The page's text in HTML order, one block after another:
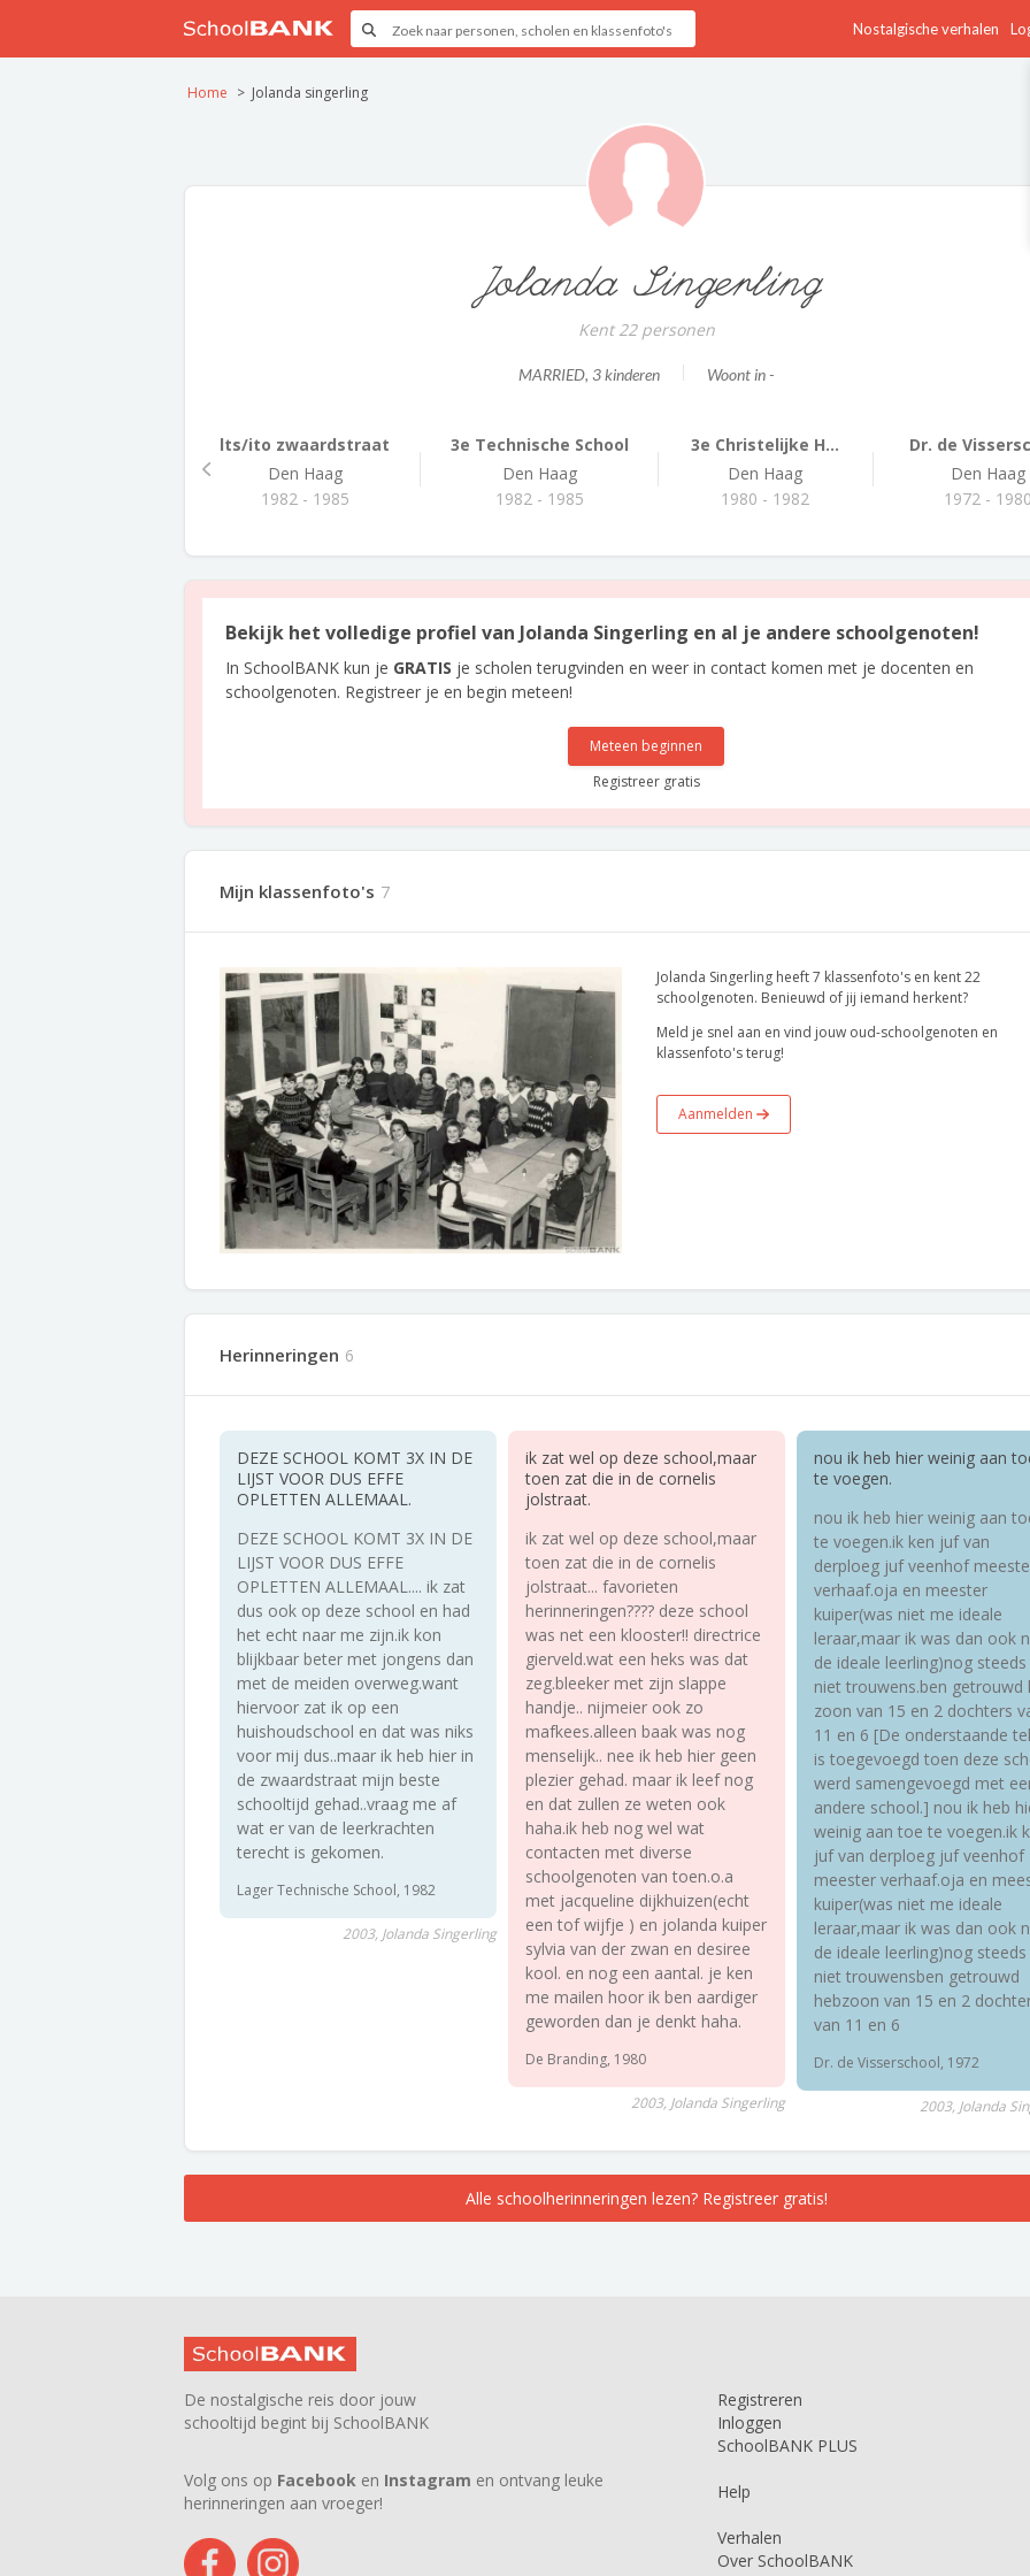
Nostalgische verhalen
Home Jolanda singerling
Jolanda Singerling
Kent 22 personen
MARRIED, 3 kinderen Woont in -
lts/ito zwaardstraat
Den Haag
1982 - 1985
3e Technische School
Den Haag
1982 - 1985
3e Christelijke H...
Den Haag
1980 - 1982
Dr. de
Den Haag
1972 -
Bekijk het volledige profiel van Jolanda Singerling en al je andere schoolgenoten!
In SchoolBANK kun je GRATIS je scholen terugvinden en weer in contact komen met je docenten en
schoolgenoten. Registreer je en begin meteen!
Meteen beginnen
Registreer gratis
Mijn klassenfoto's 7
Jolanda Singerling heeft 7 klassenfoto's en kent 22
schoolgenoten. Benieuwd of jij iemand herkent?
Meld je snel aan en vind jouw oud-schoolgenoten en
klassenfoto's terug!
Aanmelden
Herinneringen 6
DEZE SCHOOL KOMT 3X IN DE
LIJST VOOR DUS EFFE
OPLETTEN ALLEMAAL.
DEZE SCHOOL KOMT 3X IN DE
LIJST VOOR DUS EFFE
OPLETTEN ALLEMAAL.... ik zat
dus ook op deze school en had
het echt naar me zijn.ik kon
blijkbaar beter met jongens dan
met de meiden overweg.want
hiervoor zat ik op een
huishoudschool en dat was niks
voor mij dus..maar ik heb hier in
de zwaardstraat mijn beste
schooltijd gehad..vraag me af
wat er van de leerkrachten
terecht is gekomen.
Lager Technische School, 1982
2003, Jolanda Singerling
ik zat wel op deze school,maar
toen zat die in de cornelis
jolstraat.
ik zat wel op deze school,maar
toen zat die in de cornelis
jolstraat... favorieten
herinneringen???? deze school
was net een klooster!! directrice
gierveld.wat een heks was dat
zeg.bleeker met zijn slappe
handje.. nijmeier ook zo
mafkees.alleen baak was nog
menselijk.. nee ik heb hier geen
plezier gehad. maar ik leef nog
en dat zullen ze weten ook
haha.ik heb nog wel wat
contacten met diverse
schoolgenoten van toen.o.a
met jacqueline dijkhuizen(echt
een tof wijfje ) en jolanda kuiper
sylvia van der zwan en desiree
kool. en nog een aantal. je ken
me mailen hoor ik ben aardiger
geworden dan je denkt haha.
De Branding, 1980
2003, Jolanda Singerling
nou ik heb hier weinig aan
te voegen.
nou ik heb hier weinig aan
te voegen.ik ken juf van
derploeg juf veenhof
verhaaf.oja en meester
kuiper(was niet me ideale
leraar,maar ik was dan ook
de ideale leerling)nog steeds
niet trouwens.ben getrouwd
zoon van 15 en 2 dochters
11 en 6 [De onderstaande
is toegevoegd toen deze
werd samengevoegd met
andere school.] nou ik heb
weinig aan toe te voegen.ik
juf van derploeg juf veenhof
meester verhaaf.oja en
kuiper(was niet me ideale
leraar,maar ik was dan ook
de ideale leerling)nog steeds
niet trouwensben getrouwd
hebzoon van 15 en 2
van 11 en 6
Dr. de Visserschool, 1972
2003, Jolanda
Alle schoolherinneringen lezen? Registreer gratis!
De nostalgische reis door jouw
schooltijd begint bij SchoolBANK
Volg ons op Facebook en Instagram en ontvang leuke
herinneringen aan vroeger!
Registreren
Inloggen
SchoolBANK PLUS
Help
Verhalen
Over SchoolBANK